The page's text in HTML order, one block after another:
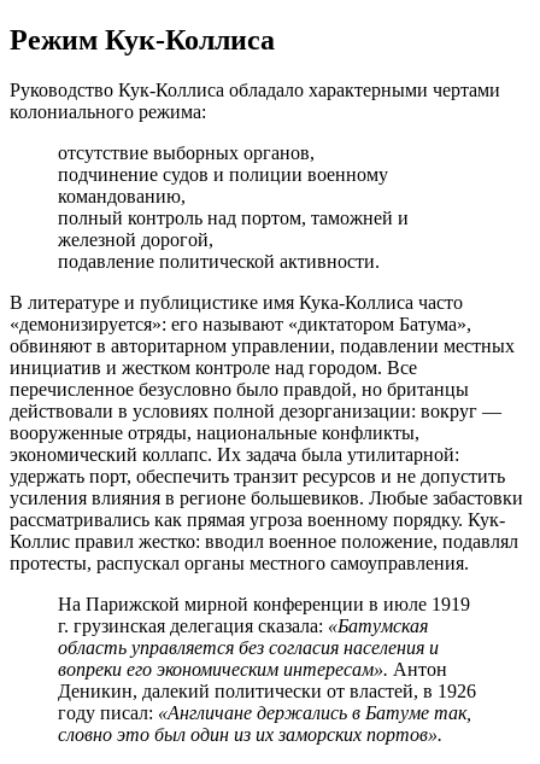
Режим Кук-Коллиса
Руководство Кук-Коллиса обладало характерными чертами
колониального режима:
отсутствие выборных органов,
подчинение судов и полиции военному
командованию,
полный контроль над портом, таможней и
железной дорогой,
подавление политической активности.
В литературе и публицистике имя Кука-Коллиса часто
«демонизируется»: его называют «диктатором Батума»,
обвиняют в авторитарном управлении, подавлении местных
инициатив и жестком контроле над городом. Все
перечисленное безусловно было правдой, но британцы
действовали в условиях полной дезорганизации: вокруг —
вооруженные отряды, национальные конфликты,
экономический коллапс. Их задача была утилитарной:
удержать порт, обеспечить транзит ресурсов и не допустить
усиления влияния в регионе большевиков. Любые забастовки
рассматривались как прямая угроза военному порядку. Кук-
Коллис правил жестко: вводил военное положение, подавлял
протесты, распускал органы местного самоуправления.
На Парижской мирной конференции в июле 1919
г. грузинская делегация сказала: «Батумская
область управляется без согласия населения и
вопреки его экономическим интересам». Антон
Деникин, далекий политически от властей, в 1926
году писал: «Англичане держались в Батуме так,
словно это был один из их заморских портов».